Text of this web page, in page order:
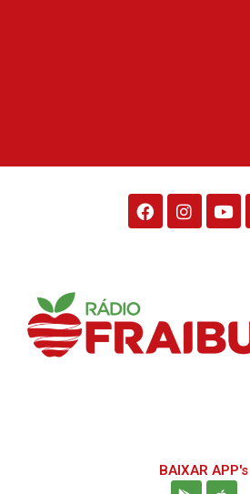
BAIXAR APP's